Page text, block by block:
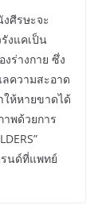
ศีรษะจะ
งแคเป็น
ร่างกาย ซึ่ง
ความสะอาด
ให้หายขาดได้
พด้วยการ
นด์ที่แพทย์